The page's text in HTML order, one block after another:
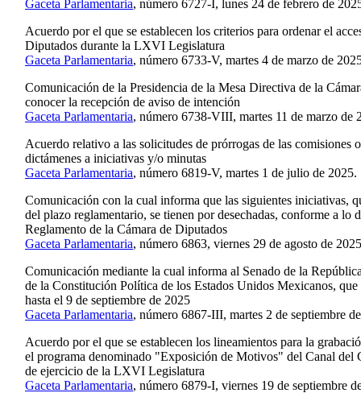
Gaceta Parlamentaria, número 6727-I, lunes 24 de febrero de
Acuerdo por el que se establecen los criterios para ordenar el
Diputados durante la LXVI Legislatura
Gaceta Parlamentaria, número 6733-V, martes 4 de marzo de
Comunicación de la Presidencia de la Mesa Directiva de la
conocer la recepción de aviso de intención
Gaceta Parlamentaria, número 6738-VIII, martes 11 de marzo de
Acuerdo relativo a las solicitudes de prórrogas de las comisiones
dictámenes a iniciativas y/o minutas
Gaceta Parlamentaria, número 6819-V, martes 1 de julio de 2025.
Comunicación con la cual informa que las siguientes iniciativas,
del plazo reglamentario, se tienen por desechadas, conforme a lo
Reglamento de la Cámara de Diputados
Gaceta Parlamentaria, número 6863, viernes 29 de agosto de
Comunicación mediante la cual informa al Senado de la
de la Constitución Política de los Estados Unidos Mexicanos,
hasta el 9 de septiembre de 2025
Gaceta Parlamentaria, número 6867-III, martes 2 de septiembre
Acuerdo por el que se establecen los lineamientos para la
el programa denominado "Exposición de Motivos" del Canal del
de ejercicio de la LXVI Legislatura
Gaceta Parlamentaria, número 6879-I, viernes 19 de septiembre